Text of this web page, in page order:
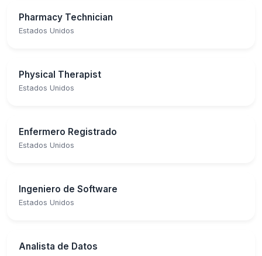
Pharmacy Technician
Estados Unidos
Physical Therapist
Estados Unidos
Enfermero Registrado
Estados Unidos
Ingeniero de Software
Estados Unidos
Analista de Datos